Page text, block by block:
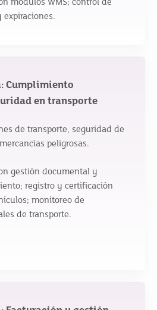
módulos WMS; control de
expiraciones.
Cumplimiento
en transporte
de transporte, seguridad de
peligrosas.
gestión documental y
registro y certificación
monitoreo de
de transporte.